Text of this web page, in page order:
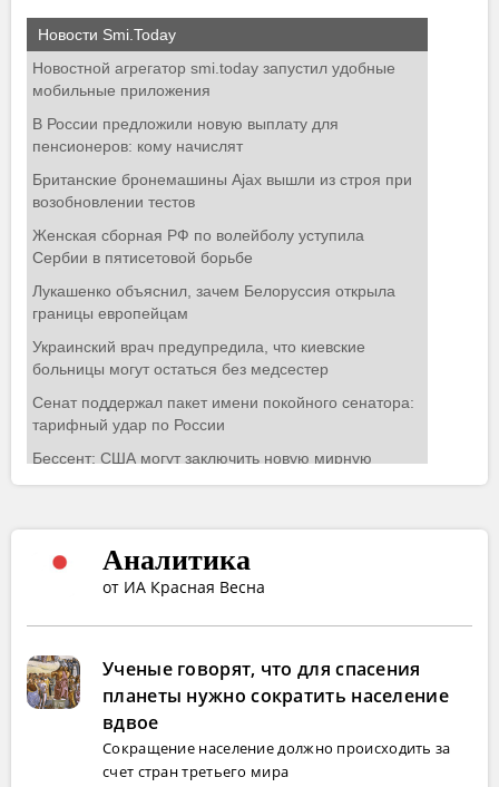
Аналитика
от ИА Красная Весна
Ученые говорят, что для спасения
планеты нужно сократить население
вдвое
Сокращение население должно происходить за
счет стран третьего мира